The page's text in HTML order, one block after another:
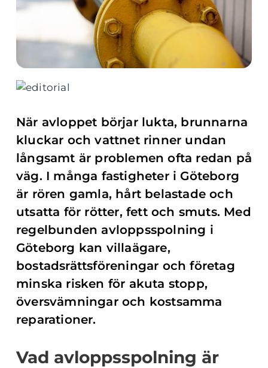
När avloppet börjar lukta, brunnarna
kluckar och vattnet rinner undan
långsamt är problemen ofta redan på
väg. I många fastigheter i Göteborg
är rören gamla, hårt belastade och
utsatta för rötter, fett och smuts. Med
regelbunden avloppsspolning i
Göteborg kan villaägare,
bostadsrättsföreningar och företag
minska risken för akuta stopp,
översvämningar och kostsamma
reparationer.
Vad avloppsspolning är